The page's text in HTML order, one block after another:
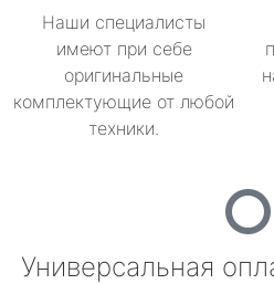
Наши специалисты
имеют при себе
оригинальные
комплектующие от любой
техники.
Универсальная